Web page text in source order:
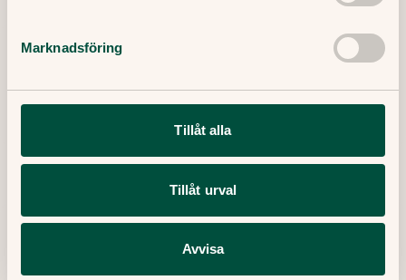
Marknadsföring
Tillåt alla
Tillåt urval
Avvisa
Tipsa och dela artikeln Kopiera länk
Fler artiklar